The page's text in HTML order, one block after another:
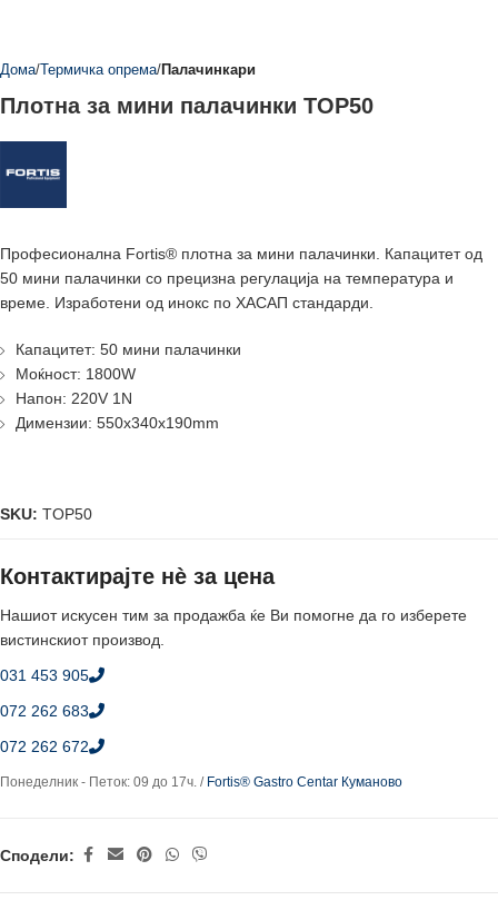
Дома Термичка опрема Палачинкари
Плотна за мини палачинки TOP50
Професионалнa Fortis® плотна за мини палачинки. Капацитет од
50 мини палачинки со прецизна регулација на температура и
време. Изработени од инокс по ХАСАП стандарди.
Капацитет: 50 мини палачинки
Моќност: 1800W
Напон: 220V 1N
Димензии: 550x340x190mm
SKU: TOP50
Контактирајте нè за цена
Нашиот искусен тим за продажба ќе Ви помогне да го изберете
вистинскиот производ.
031 453 905
072 262 683
072 262 672
Понеделник - Петок: 09 до 17ч. / Fortis® Gastro Centar Куманово
Сподели: